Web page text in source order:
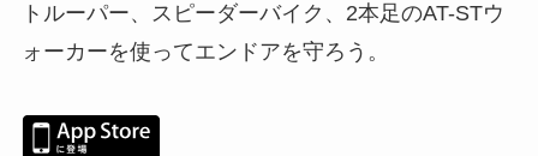
トルーパー、スピーダーバイク、2本足のAT-STウ
ォーカーを使ってエンドアを守ろう。